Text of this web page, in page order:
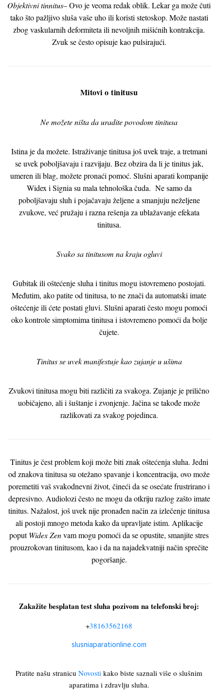
Objektivni tinnitus– Ovo je veoma redak oblik. Lekar ga može čuti
tako što pažljivo sluša vaše uho ili koristi stetoskop. Može nastati
zbog vaskularnih deformiteta ili nevoljnih mišićnih kontrakcija.
Zvuk se često opisuje kao pulsirajući.
Mitovi o tinitusu
Ne možete ništa da uradite povodom tinitusa
Istina je da možete. Istraživanje tinitusa još uvek traje, a tretmani
se uvek poboljšavaju i razvijaju. Bez obzira da li je tinitus jak,
umeren ili blag, možete pronaći pomoć. Slušni aparati kompanije
Widex i Signia su mala tehnološka čuda. Ne samo da
poboljšavaju sluh i pojačavaju željene a smanjuju neželjene
zvukove, već pružaju i razna rešenja za ublažavanje efekata
tinitusa.
Svako sa tinitusom na kraju ogluvi
Gubitak ili oštećenje sluha i tinitus mogu istovremeno postojati.
Međutim, ako patite od tinitusa, to ne znači da automatski imate
oštećenje ili ćete postati gluvi. Slušni aparati često mogu pomoći
oko kontrole simptomima tinitusa i istovremeno pomoći da bolje
čujete.
Tinitus se uvek manifestuje kao zujanje u ušima
Zvukovi tinitusa mogu biti različiti za svakoga. Zujanje je prilično
uobičajeno, ali i šuštanje i zvonjenje. Jačina se takođe može
razlikovati za svakog pojedinca.
Tinitus je čest problem koji može biti znak oštećenja sluha. Jedni
od znakova tinitusa su otežano spavanje i koncentracija, ovo može
poremetiti vaš svakodnevni život, čineći da se osećate frustrirano i
depresivno. Audiolozi često ne mogu da otkriju razlog zašto imate
tinitus. Nažalost, još uvek nije pronađen način za izlečenje tinitusa
ali postoji mnogo metoda kako da upravljate istim. Aplikacije
poputWidex Zenvam mogu pomoći da se opustite, smanjite stres
prouzrokovan tinitusom, kao i da na najadekvatniji način sprečite
pogoršanje.
Zakažite besplatan test sluha pozivom na telefonski broj:
+38163562168
slusniaparationline.com
Pratite našu stranicu Novosti kako biste saznali više o slušnim
aparatima i zdravlju sluha.